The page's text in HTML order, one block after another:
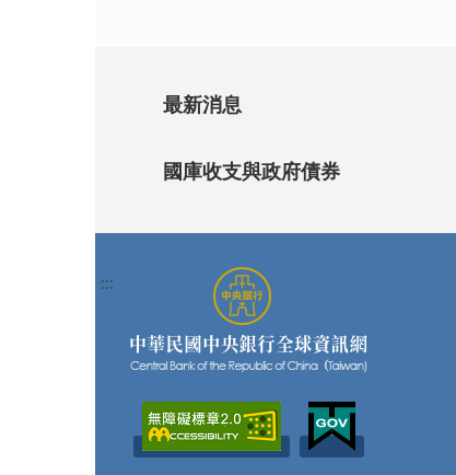
最新消息
國庫收支與政府債券
:::